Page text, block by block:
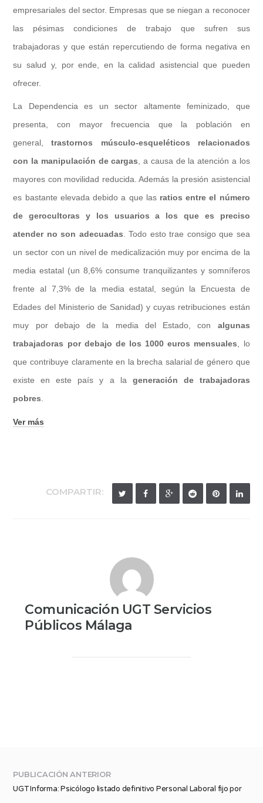
empresariales del sector. Empresas que se niegan a reconocer
las pésimas condiciones de trabajo que sufren sus
trabajadoras y que están repercutiendo de forma negativa en
su salud y, por ende, en la calidad asistencial que pueden
ofrecer.
La Dependencia es un sector altamente feminizado, que
presenta, con mayor frecuencia que la población en
general,trastornos músculo-esqueléticos relacionados
con la manipulación de cargas, a causa de la atención a los
mayores con movilidad reducida. Además la presión asistencial
es bastante elevada debido a que las ratios entre el número
de gerocultoras y los usuarios a los que es preciso
atender no son adecuadas. Todo esto trae consigo que sea
un sector con un nivel de medicalización muy por encima de la
media estatal (un 8,6% consume tranquilizantes y somníferos
frente al 7,3% de la media estatal, según la Encuesta de
Edades del Ministerio de Sanidad) y cuyas retribuciones están
muy por debajo de la media del Estado, con algunas
trabajadoras por debajo de los 1000 euros mensuales, lo
que contribuye claramente en la brecha salarial de género que
existe en este país y a la generación de trabajadoras
pobres.
Ver más
COMPARTIR:
Comunicación UGT Servicios
Públicos Málaga
PUBLICACIÓN ANTERIOR
UGT Informa: Psicólogo listado definitivo Personal Laboral fijo por